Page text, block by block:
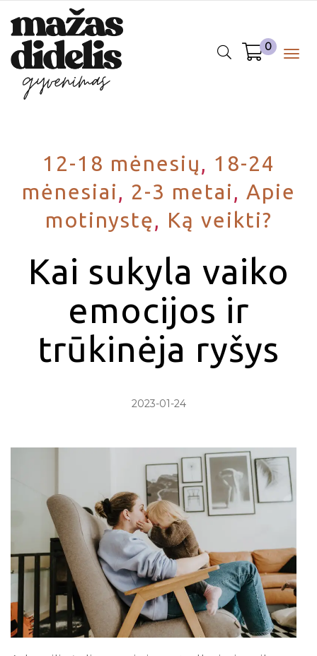
0
12-18 mėnesių, 18-24
mėnesiai, 2-3 metai, Apie
motinystę, Ką veikti?
Kai sukyla vaiko
emocijos ir
trūkinėja ryšys
2023-01-24